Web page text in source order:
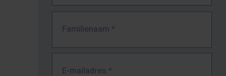
Familienaam *
E-mailadres *